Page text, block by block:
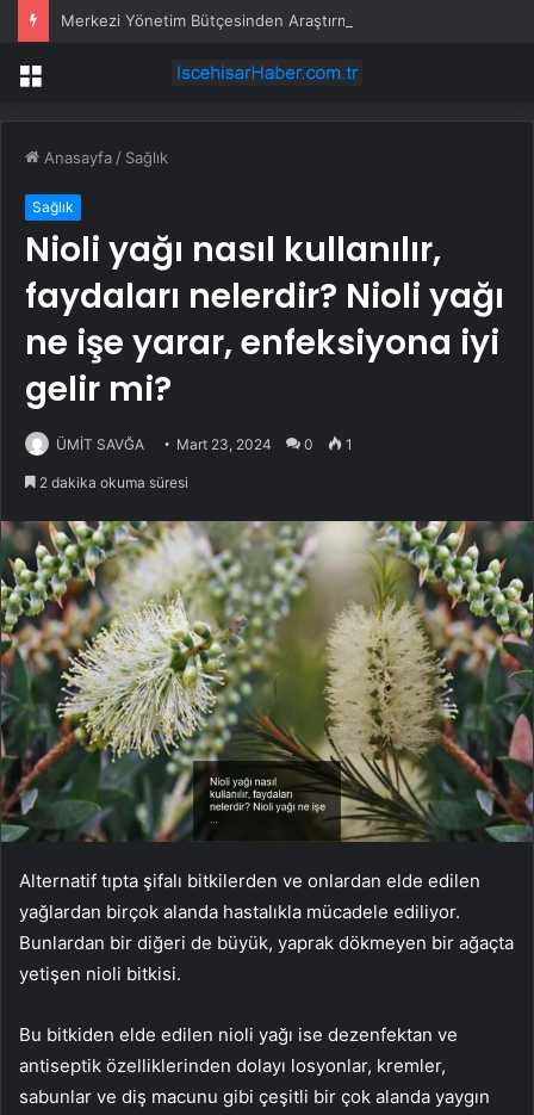
Menü
Anasayfa / Sağlık
Sağlık
Nioli yağı nasıl kullanılır,
faydaları nelerdir? Nioli yağı
ne işe yarar, enfeksiyona iyi
gelir mi?
ÜMİT SAVĞA Mart 23, 2024 0 1
2 dakika okuma süresi
Alternatif tıpta şifalı bitkilerden ve onlardan elde edilen
yağlardan birçok alanda hastalıkla mücadele ediliyor.
Bunlardan bir diğeri de büyük, yaprak dökmeyen bir ağaçta
yetişen nioli bitkisi.
Bu bitkiden elde edilen nioli yağı ise dezenfektan ve
antiseptik özelliklerinden dolayı losyonlar, kremler,
sabunlar ve diş macunu gibi çeşitli bir çok alanda yaygın